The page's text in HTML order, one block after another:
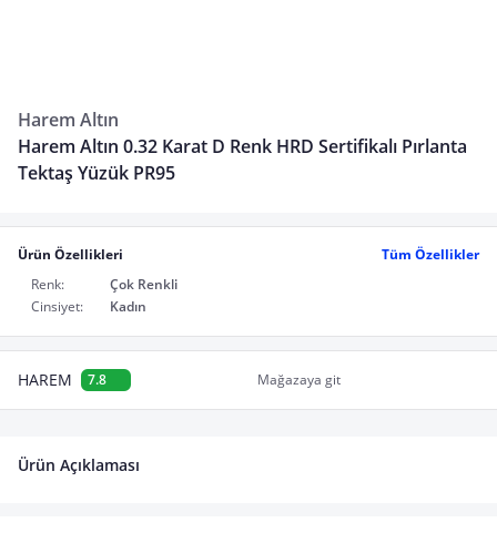
Harem Altın
Harem Altın 0.32 Karat D Renk HRD Sertifikalı Pırlanta
Tektaş Yüzük PR95
Ürün Özellikleri
Tüm Özellikler
Renk:
Çok Renkli
Cinsiyet:
Kadın
HAREM 7.8 Mağazaya git
Ürün Açıklaması